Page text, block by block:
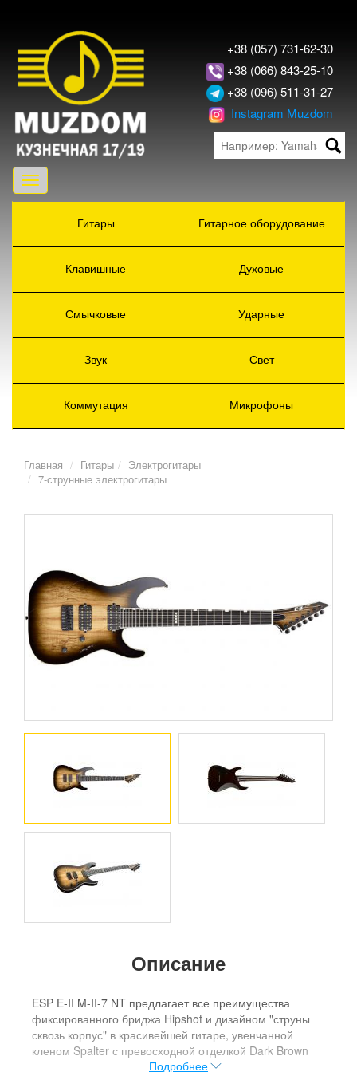
+38 (057) 731-62-30
+38 (066) 843-25-10
+38 (096) 511-31-27
Instagram Muzdom
Toggle
navigation
Гитары
Гитарное оборудование
Клавишные Духовые
Смычковые Ударные
Звук Свет
Коммутация Микрофоны
Главная Гитары
Электрогитары
7-струнные электрогитары
Описание
ESP E-II M-II-7 NT предлагает все преимущества
фиксированного бриджа Hipshot и дизайном "струны
сквозь корпус" в красивейшей гитаре, увенчанной
кленом Spalter с превосходной отделкой Dark Brown
NAtural Burst. Инструмент оснащен кленовым грифом
Подробнее